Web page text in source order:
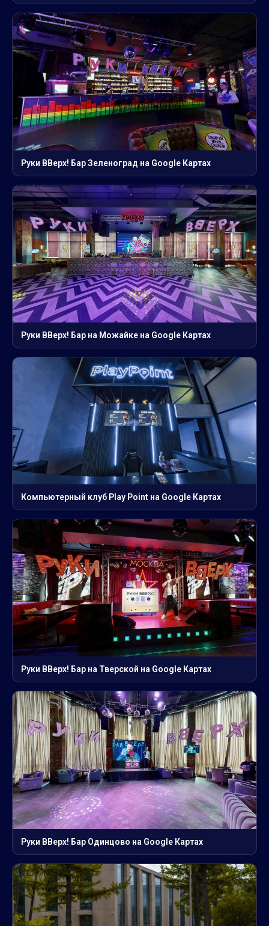
Руки ВВерх! Бар Зеленоград на Google Картах
Руки ВВерх! Бар на Можайке на Google Картах
Компьютерный клуб Play Point на Google Картах
Руки ВВерх! Бар на Тверской на Google Картах
Руки ВВерх! Бар Одинцово на Google Картах